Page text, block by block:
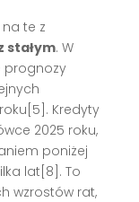
te z
stałym. W
prognozy
Kredyty
2025 roku,
poniżej
lat[8]. To
wzrostów rat,